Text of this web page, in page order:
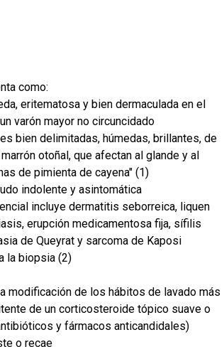
como:
eritematosa y bien dermaculada en el
varón mayor no circuncidado
bien delimitadas, húmedas, brillantes, de
otoñal, que afectan al glande y al
de pimienta de cayena" (1)
indolente y asintomática
incluye dermatitis seborreica, liquen
erupción medicamentosa fija, sífilis
de Queyrat y sarcoma de Kaposi
la biopsia (2)
modificación de los hábitos de lavado más
de un corticosteroide tópico suave o
y fármacos anticandidales)
o recae